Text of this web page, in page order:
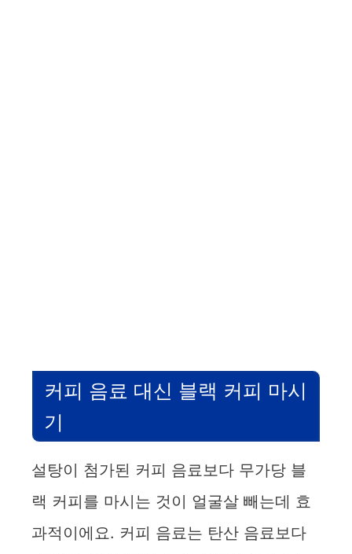
커피 음료 대신 블랙 커피 마시
기
설탕이 첨가된 커피 음료보다 무가당 블
랙 커피를 마시는 것이 얼굴살 빼는데 효
과적이에요. 커피 음료는 탄산 음료보다